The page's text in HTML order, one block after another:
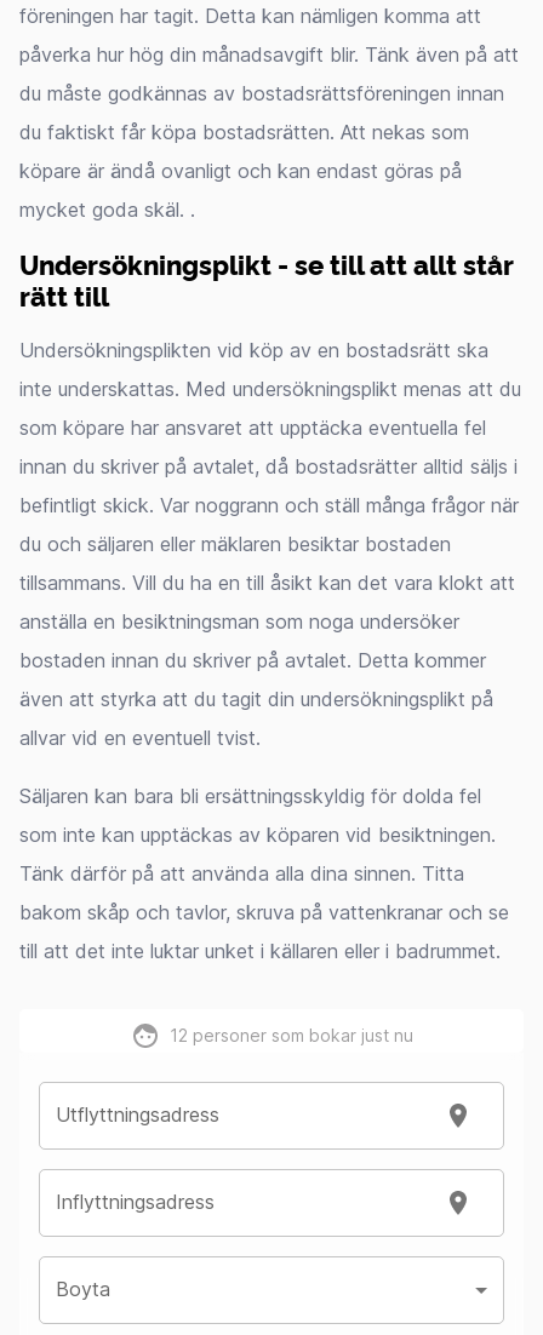
föreningen har tagit. Detta kan nämligen komma att
påverka hur hög din månadsavgift blir. Tänk även på att
du måste godkännas av bostadsrättsföreningen innan
du faktiskt får köpa bostadsrätten. Att nekas som
köpare är ändå ovanligt och kan endast göras på
mycket goda skäl. .
Undersökningsplikt - se till att allt står
rätt till
Undersökningsplikten vid köp av en bostadsrätt ska
inte underskattas. Med undersökningsplikt menas att du
som köpare har ansvaret att upptäcka eventuella fel
innan du skriver på avtalet, då bostadsrätter alltid säljs i
befintligt skick. Var noggrann och ställ många frågor när
du och säljaren eller mäklaren besiktar bostaden
tillsammans. Vill du ha en till åsikt kan det vara klokt att
anställa en besiktningsman som noga undersöker
bostaden innan du skriver på avtalet. Detta kommer
även att styrka att du tagit din undersökningsplikt på
allvar vid en eventuell tvist.
Säljaren kan bara bli ersättningsskyldig för dolda fel
som inte kan upptäckas av köparen vid besiktningen.
Tänk därför på att använda alla dina sinnen. Titta
bakom skåp och tavlor, skruva på vattenkranar och se
till att det inte luktar unket i källaren eller i badrummet.
12 personer som bokar just nu
Utflyttningsadress
Inflyttningsadress
Boyta